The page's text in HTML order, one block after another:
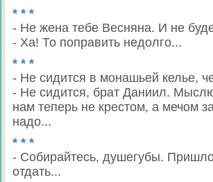
* * *
- Не жена тебе Весняна. И не
- Ха! То поправить недолго...
* * *
- Не сидится в монашьей келье,
- Не сидится, брат Даниил.
нам теперь не крестом, а мечом
надо...
* * *
- Собирайтесь, душегубы.
отдать...